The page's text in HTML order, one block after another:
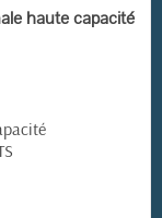
haute capacité